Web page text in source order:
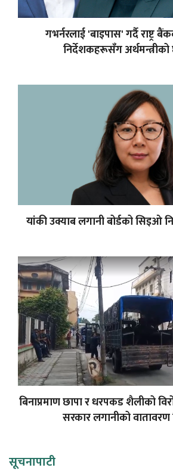
गभर्नरलाई 'बाइपास' गर्दै राष्ट्र
निर्देशकहरूसँग
यांकी उक्याब लगानी बोर्डको सिइओ
बिनाप्रमाण छापा र धरपकड शैलीको
सरकार लगानीको वातावरण
सूचनापाटी